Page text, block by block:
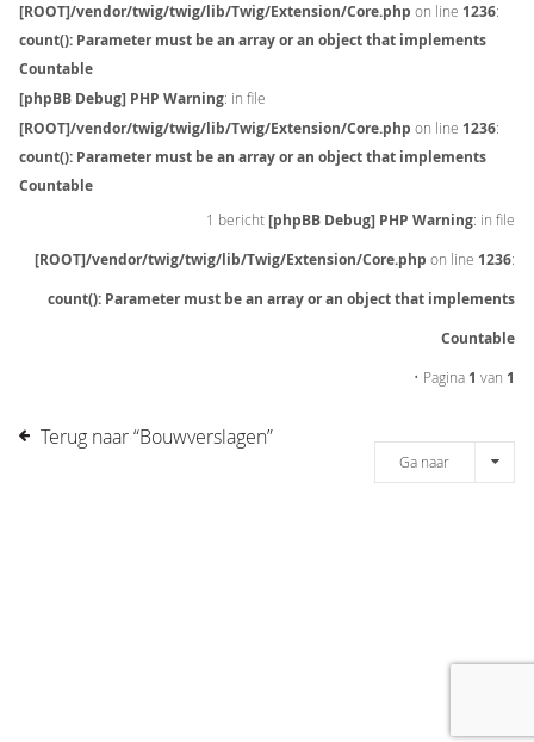
[ROOT]/vendor/twig/twig/lib/Twig/Extension/Core.php on line 1236:
count(): Parameter must be an array or an object that implements
Countable
[phpBB Debug] PHP Warning: in file
[ROOT]/vendor/twig/twig/lib/Twig/Extension/Core.php on line 1236:
count(): Parameter must be an array or an object that implements
Countable
1 bericht[phpBB Debug] PHP Warning: in file
[ROOT]/vendor/twig/twig/lib/Twig/Extension/Core.php on line 1236:
count(): Parameter must be an array or an object that implements
Countable
• Pagina 1 van 1
Terug naar “Bouwverslagen”
Ga naar